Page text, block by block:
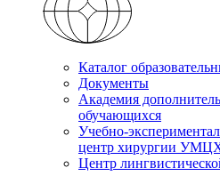
Каталог
Документы
Академия
обучающихся
Учебно-
центр хирургии
Центр